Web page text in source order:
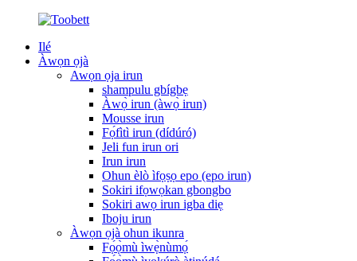
Ilé
Àwọn ọjà
Awọn ọja irun
shampulu gbígbẹ
Àwọ̀ irun (àwọ̀ irun)
Mousse irun
Fọ́fìtì irun (dídúró)
Jeli fun irun ori
Irun irun
Ohun èlò ìfọṣọ epo (epo irun)
Sokiri ifọwọkan gbongbo
Sokiri awọ irun igba diẹ
Iboju irun
Àwọn ọjà ohun ikunra
Fọ́ọ̀mù ìwẹ̀nùmọ́